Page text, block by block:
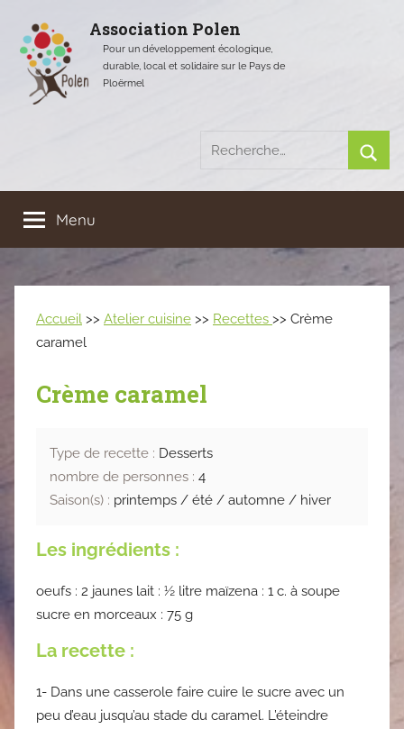
contenu
Association Polen
Pour un développement écologique,
durable, local et solidaire sur le Pays de
Ploërmel
Recherche
pour
:
Menu
Accueil >> Atelier cuisine >> Recettes >> Crème
caramel
Crème caramel
Type de recette : Desserts
nombre de personnes : 4
Saison(s) : printemps / été / automne / hiver
Les ingrédients :
oeufs : 2 jaunes lait : ½ litre maïzena : 1 c. à soupe
sucre en morceaux : 75 g
La recette :
1- Dans une casserole faire cuire le sucre avec un
peu d’eau jusqu’au stade du caramel. L’éteindre